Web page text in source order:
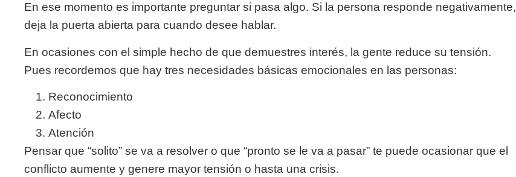
En ese momento es importante preguntar si pasa algo. Si la persona responde negativamente,
deja la puerta abierta para cuando desee hablar.
En ocasiones con el simple hecho de que demuestres interés, la gente reduce su tensión.
Pues recordemos que hay tres necesidades básicas emocionales en las personas:
Reconocimiento
Afecto
Atención
Pensar que “solito” se va a resolver o que “pronto se le va a pasar” te puede ocasionar que el
conflicto aumente y genere mayor tensión o hasta una crisis.